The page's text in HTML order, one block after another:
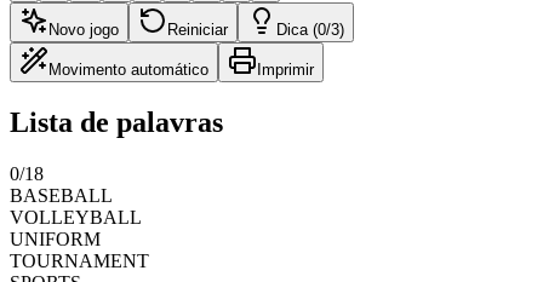
Novo jogo Reiniciar Dica (0/3)
Movimento automático Imprimir
Lista de palavras
0/18
BASEBALL
VOLLEYBALL
UNIFORM
TOURNAMENT